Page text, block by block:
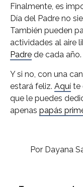
Finalmente, es
Día del Padre no
También pueden
actividades al aire
Padre de cada
Y si no, con una
estará feliz. Aquí te
que le puedes
apenas papás
Por Dayana